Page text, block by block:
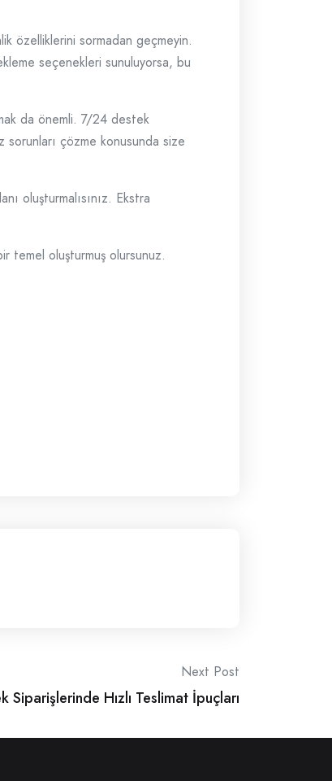
özelliklerini sormadan geçmeyin.
seçenekleri sunuluyorsa, bu
da önemli. 7/24 destek
sorunları çözme konusunda size
oluşturmalısınız. Ekstra
temel oluşturmuş olursunuz.
Next Post
Siparişlerinde Hızlı Teslimat İpuçları